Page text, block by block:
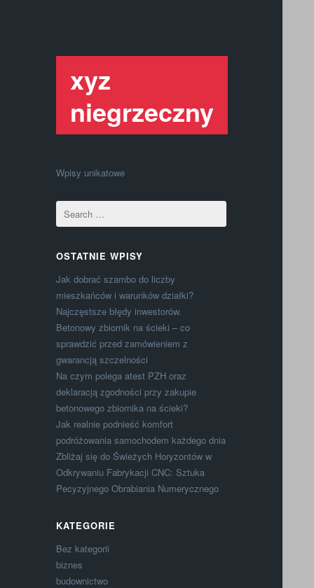
xyz
niegrzeczny
Wpisy unikatowe
OSTATNIE WPISY
Jak dobrać szambo do liczby
mieszkańców i warunków działki?
Najczęstsze błędy inwestorów.
Betonowy zbiornik na ścieki – co
sprawdzić przed zamówieniem z
gwarancją szczelności
Na czym polega atest PZH oraz
deklaracją zgodności przy zakupie
betonowego zbiornika na ścieki?
Jak realnie podnieść komfort
podróżowania samochodem każdego dnia
Zbliżaj się do Świeżych Horyzontów w
Odkrywaniu Fabrykacji CNC: Sztuka
Pecyzyjnego Obrabiania Numerycznego
KATEGORIE
Bez kategorii
biznes
budownictwo